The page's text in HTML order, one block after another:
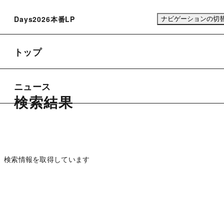
ナビゲーションの切
Days2026本番LP
トップ
ニュース
検索結果
検索情報を取得しています